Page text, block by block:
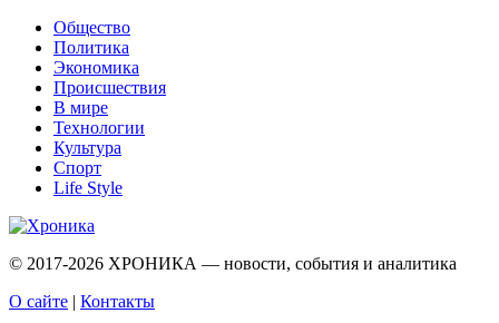
Общество
Политика
Экономика
Происшествия
В мире
Технологии
Культура
Спорт
Life Style
© 2017-2026 ХРОНИКА — новости, события и аналитика
О сайте | Контакты